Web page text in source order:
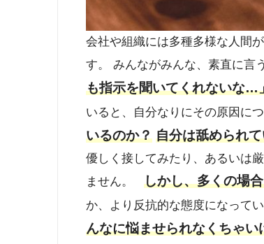
会社や組織には多種多様な人間
す。 みんながみんな、素直に言
も指示を聞いてくれないな…
いると、自分なりにその原因に
いるのか？ 自分は舐められ
優しく接してみたり、あるいは
ません。 しかし、多くの場
か、より反抗的な態度になって
んなに悩ませられなくちゃ